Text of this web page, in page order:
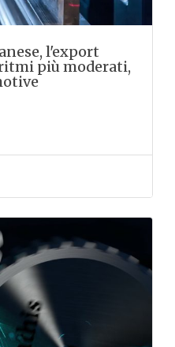
l'export
più moderati,